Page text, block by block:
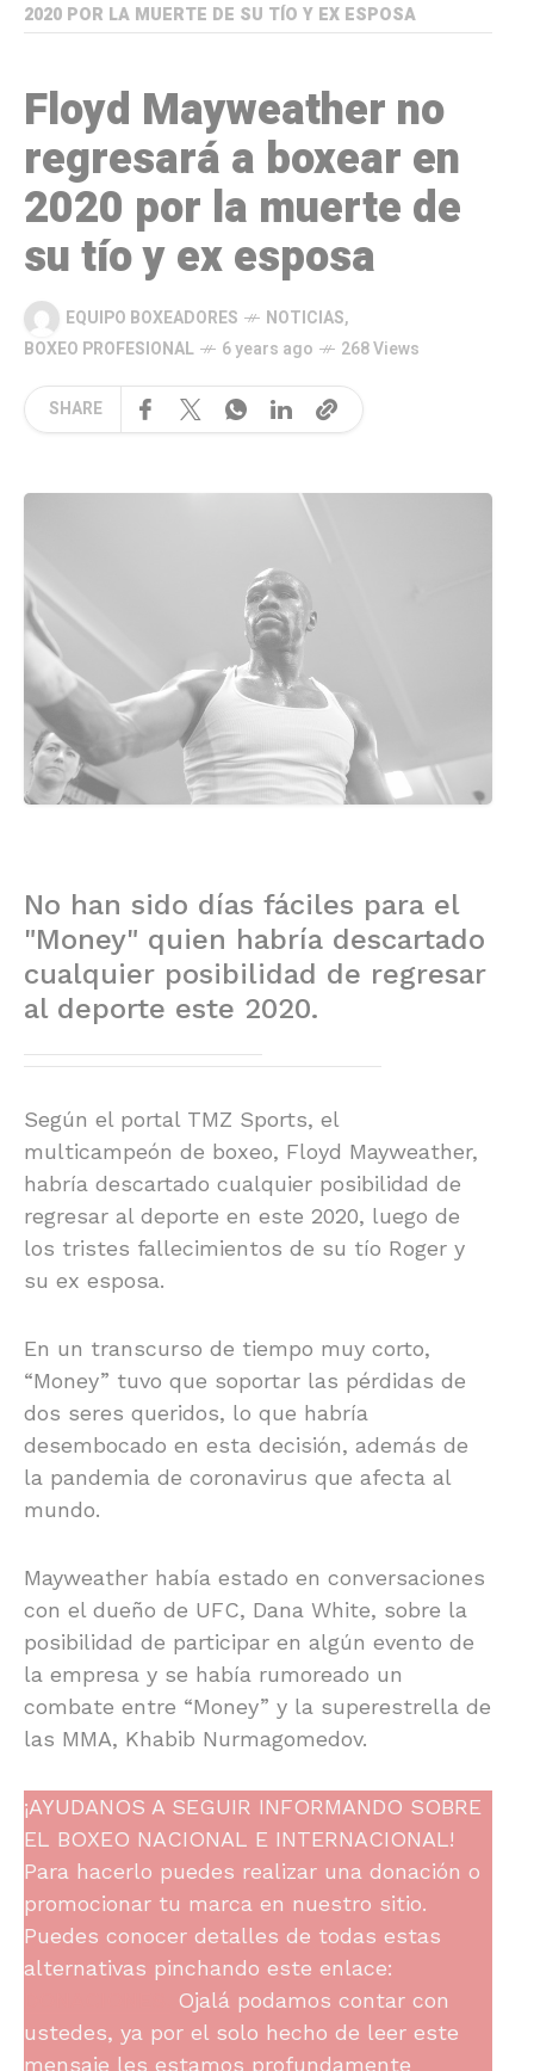
2020 POR LA MUERTE DE SU TÍO Y EX ESPOSA
Floyd Mayweather no
regresará a boxear en
2020 por la muerte de
su tío y ex esposa
EQUIPO BOXEADORES NOTICIAS,
BOXEO PROFESIONAL
6 years ago 268 Views
SHARE
No han sido días fáciles para el
"Money" quien habría descartado
cualquier posibilidad de regresar
al deporte este 2020.
Según el portal TMZ Sports, el
multicampeón de boxeo, Floyd Mayweather,
habría descartado cualquier posibilidad de
regresar al deporte en este 2020, luego de
los tristes fallecimientos de su tío Roger y
su ex esposa.
En un transcurso de tiempo muy corto,
“Money” tuvo que soportar las pérdidas de
dos seres queridos, lo que habría
desembocado en esta decisión, además de
la pandemia de coronavirus que afecta al
mundo.
Mayweather había estado en conversaciones
con el dueño de UFC, Dana White, sobre la
posibilidad de participar en algún evento de
la empresa y se había rumoreado un
combate entre “Money” y la superestrella de
las MMA, Khabib Nurmagomedov.
¡AYUDANOS A SEGUIR INFORMANDO SOBRE
EL BOXEO NACIONAL E INTERNACIONAL!
Para hacerlo puedes realizar una donación o
promocionar tu marca en nuestro sitio.
Puedes conocer detalles de todas estas
alternativas pinchando este enlace:
Ojalá podamos contar con
ustedes, ya por el solo hecho de leer este
mensaje les estamos profundamente